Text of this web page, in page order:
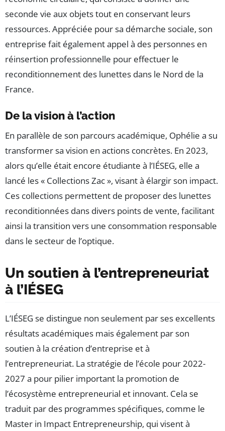
seconde vie aux objets tout en conservant leurs
ressources. Appréciée pour sa démarche sociale, son
entreprise fait également appel à des personnes en
réinsertion professionnelle pour effectuer le
reconditionnement des lunettes dans le Nord de la
France.
De la vision à l’action
En parallèle de son parcours académique, Ophélie a su
transformer sa vision en actions concrètes. En 2023,
alors qu’elle était encore étudiante à l’IÉSEG, elle a
lancé les « Collections Zac », visant à élargir son impact.
Ces collections permettent de proposer des lunettes
reconditionnées dans divers points de vente, facilitant
ainsi la transition vers une consommation responsable
dans le secteur de l’optique.
Un soutien à l’entrepreneuriat
à l’IÉSEG
L’IÉSEG se distingue non seulement par ses excellents
résultats académiques mais également par son
soutien à la création d’entreprise et à
l’entrepreneuriat. La stratégie de l’école pour 2022-
2027 a pour pilier important la promotion de
l’écosystème entrepreneurial et innovant. Cela se
traduit par des programmes spécifiques, comme le
Master in Impact Entrepreneurship, qui visent à